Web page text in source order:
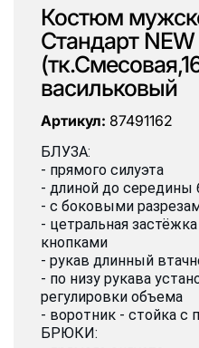
Костюм
Стандарт NEW
васильковый
Артикул: 87491162
БЛУЗА:
- прямого силуэта
- длиной до середины
- с боковыми
- цетральная
кнопками
- рукав длинный
- по низу рукава
регулировки объема
- воротник - стойка с
БРЮКИ: